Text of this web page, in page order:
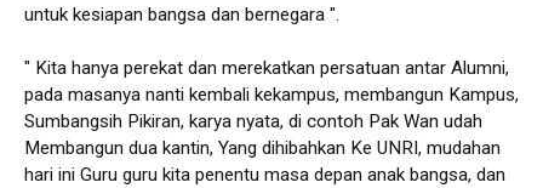
untuk kesiapan bangsa dan bernegara ".
" Kita hanya perekat dan merekatkan persatuan antar Alumni,
pada masanya nanti kembali kekampus, membangun Kampus,
Sumbangsih Pikiran, karya nyata, di contoh Pak Wan udah
Membangun dua kantin, Yang dihibahkan Ke UNRI, mudahan
hari ini Guru guru kita penentu masa depan anak bangsa, dan